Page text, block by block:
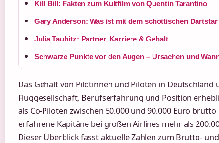
Kill Bill: Fakten zum Kultfilm von Quentin Tarantino
Gary Anderson: Was ist mit dem schottischen
Julia Taubitz: Partner, Karriere & Gehalt
Schwarze Punkte vor den Augen – Ursachen und
Das Gehalt von Pilotinnen und Piloten in Deutschland
Fluggesellschaft, Berufserfahrung und Position
als Co-Piloten zwischen 50.000 und 90.000 Euro
erfahrene Kapitäne bei großen Airlines mehr als
Dieser Überblick fasst aktuelle Zahlen zum Brutto-